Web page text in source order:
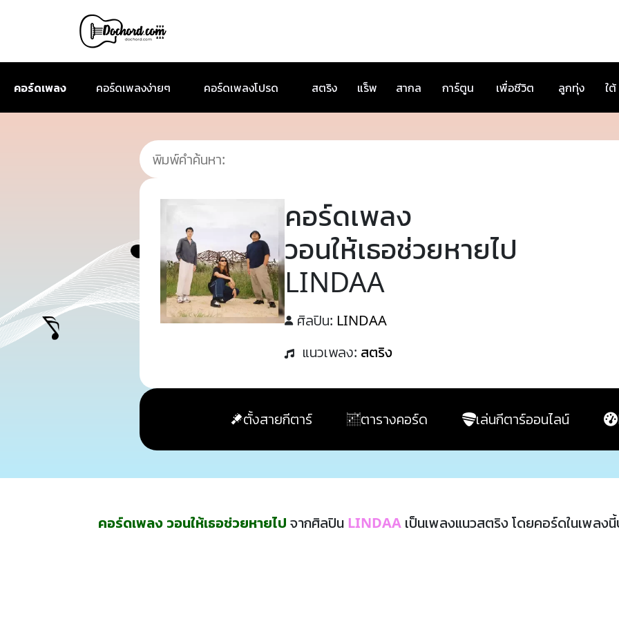
คอร์ดเพลง คอร์ดเพลงง่ายๆ คอร์ดเพลงโปรด สตริง แร็พ สากล การ์ตูน เพื่อชีวิต ลูกทุ่ง ใต้
คอร์ดเพลง
วอนให้เธอช่วยหายไป
LINDAA
ศิลปิน: LINDAA
แนวเพลง: สตริง
ตั้งสายกีตาร์ ตารางคอร์ด เล่นกีตาร์ออนไลน์
คอร์ดเพลง วอนให้เธอช่วยหายไป จากศิลปิน LINDAA เป็นเพลงแนวสตริง โดยคอร์ดในเพลง